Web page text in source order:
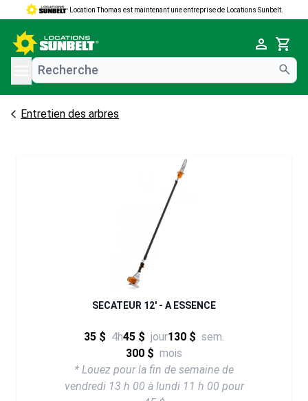
Location Thomas est maintenant une entreprise de Locations Sunbelt.
Cart
menu
Entretien des arbres
SECATEUR 12' - A ESSENCE
35 $ 4h45 $ jour130 $ sem.
300 $ mois
* Louez pour la fin de semaine de
vendredi 13 h 00 à lundi 11 h 00 pour